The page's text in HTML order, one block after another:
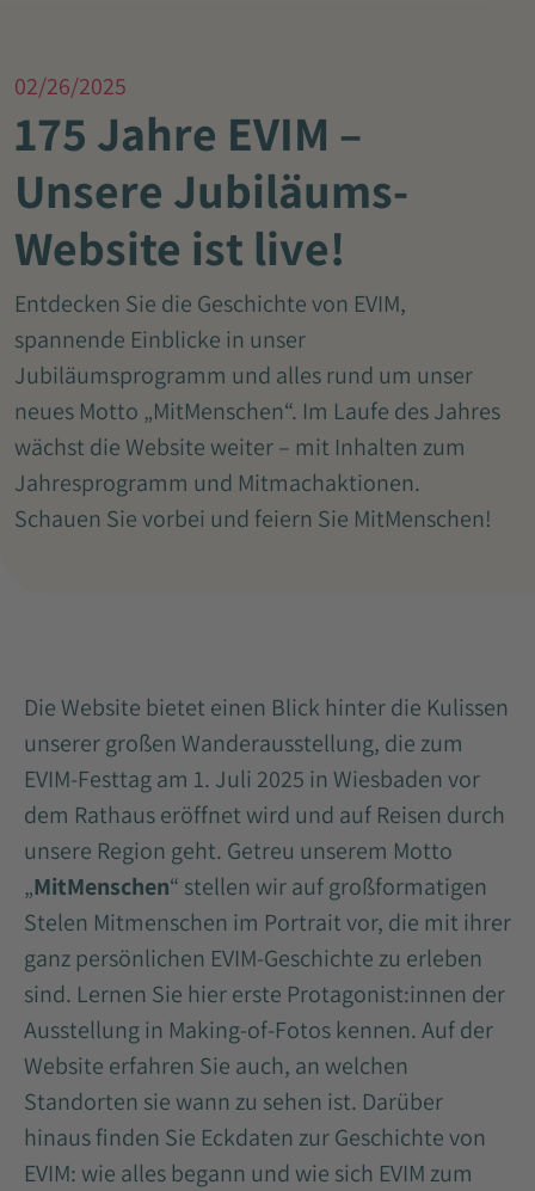
02/26/2025
175 Jahre EVIM –
Unsere Jubiläums-
Website ist live!
Entdecken Sie die Geschichte von EVIM,
spannende Einblicke in unser
Jubiläumsprogramm und alles rund um unser
neues Motto „MitMenschen“. Im Laufe des Jahres
wächst die Website weiter – mit Inhalten zum
Jahresprogramm und Mitmachaktionen.
Schauen Sie vorbei und feiern Sie MitMenschen!
Die Website bietet einen Blick hinter die Kulissen
unserer großen Wanderausstellung, die zum
EVIM-Festtag am 1. Juli 2025 in Wiesbaden vor
dem Rathaus eröffnet wird und auf Reisen durch
unsere Region geht. Getreu unserem Motto
„MitMenschen“ stellen wir auf großformatigen
Stelen Mitmenschen im Portrait vor, die mit ihrer
ganz persönlichen EVIM-Geschichte zu erleben
sind. Lernen Sie hier erste Protagonist:innen der
Ausstellung in Making-of-Fotos kennen. Auf der
Website erfahren Sie auch, an welchen
Standorten sie wann zu sehen ist. Darüber
hinaus finden Sie Eckdaten zur Geschichte von
EVIM: wie alles begann und wie sich EVIM zum